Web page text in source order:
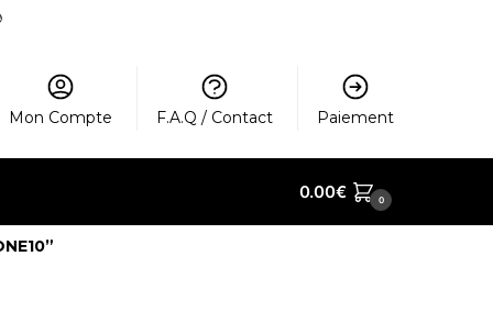
Mon Compte F.A.Q / Contact Paiement
0.00€ 0